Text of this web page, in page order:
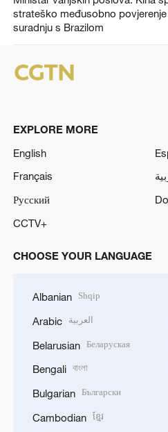
strateško međusobno
suradnju s Brazilom
EXPLORE MORE
English
Français
Русский
CCTV+
CHOOSE YOUR LANGUAGE
Albanian Shqip
Arabic العربية
Belarusian Беларуская
Bengali বাংলা
Bulgarian Български
Cambodian ខ្មែរ